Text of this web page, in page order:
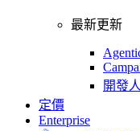
最新更新
開發
定價
Enterprise